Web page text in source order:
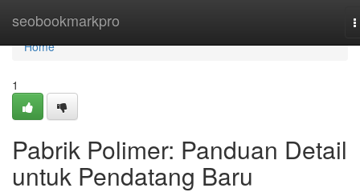
seobookmarkpro
Home
Home
1
Pabrik Polimer: Panduan Detail
untuk Pendatang Baru